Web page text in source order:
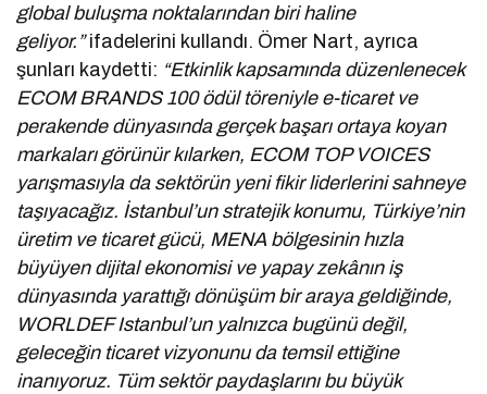
global buluşma noktalarından biri haline
geliyor.”ifadelerini kullandı. Ömer Nart, ayrıca
şunları kaydetti: “Etkinlik kapsamında düzenlenecek
ECOM BRANDS 100 ödül töreniyle e-ticaret ve
perakende dünyasında gerçek başarı ortaya koyan
markaları görünür kılarken, ECOM TOP VOICES
yarışmasıyla da sektörün yeni fikir liderlerini sahneye
taşıyacağız. İstanbul’un stratejik konumu, Türkiye’nin
üretim ve ticaret gücü, MENA bölgesinin hızla
büyüyen dijital ekonomisi ve yapay zekânın iş
dünyasında yarattığı dönüşüm bir araya geldiğinde,
WORLDEF Istanbul’un yalnızca bugünü değil,
geleceğin ticaret vizyonunu da temsil ettiğine
inanıyoruz. Tüm sektör paydaşlarını bu büyük